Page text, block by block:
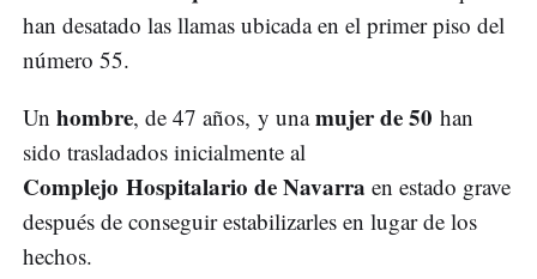
han desatado las llamas ubicada en el primer piso del
número 55.
Un hombre, de 47 años, y unamujer de 50 han
sido trasladados inicialmente al
Complejo Hospitalario de Navarra en estado grave
después de conseguir estabilizarles en lugar de los
hechos.